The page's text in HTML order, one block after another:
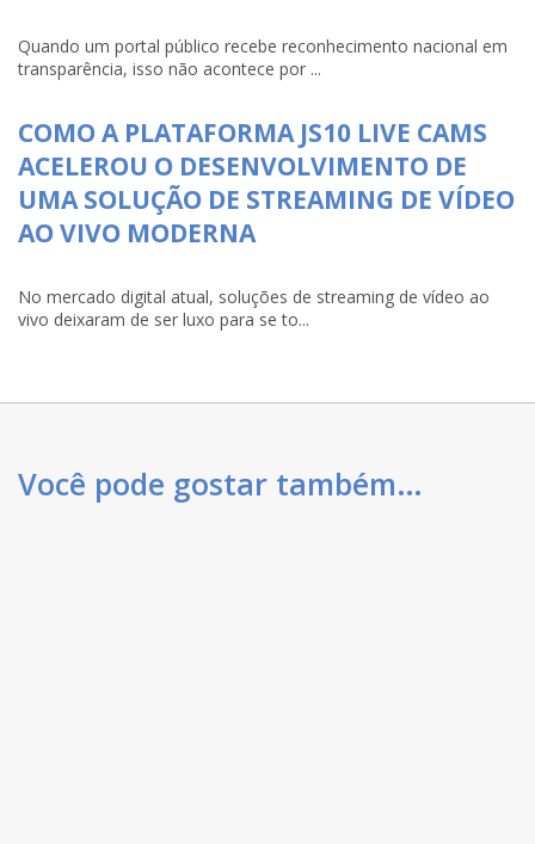
Quando um portal público recebe reconhecimento nacional em
transparência, isso não acontece por ...
COMO A PLATAFORMA JS10 LIVE CAMS
ACELEROU O DESENVOLVIMENTO DE
UMA SOLUÇÃO DE STREAMING DE VÍDEO
AO VIVO MODERNA
No mercado digital atual, soluções de streaming de vídeo ao
vivo deixaram de ser luxo para se to...
Você pode gostar também…